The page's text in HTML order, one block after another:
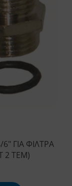
ΓΙΑ ΦΙΛΤΡΑ
2 ΤΕΜ)